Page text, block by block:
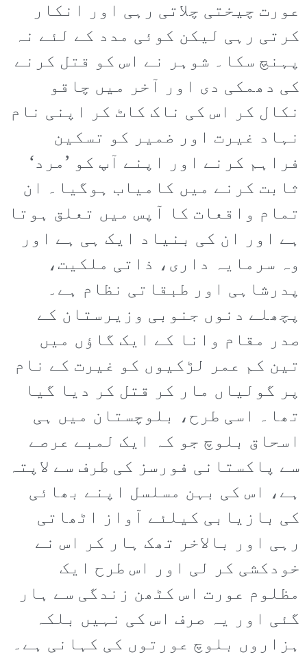
عورت چیختی چلاتی رہی اور انکار
کرتی رہی لیکن کوئی مدد کے لئے نہ
پہنچ سکا۔ شوہر نے اس کو قتل کرنے
کی دھمکی دی اور آخر میں چاقو
نکال کر اس کی ناک کاٹ کر اپنی نام
نہاد غیرت اور ضمیر کو تسکین
فراہم کرنے اور اپنے آپ کو ’مرد‘
ثابت کرنے میں کامیاب ہوگیا۔ ان
تمام واقعات کا آپس میں تعلق ہوتا
ہے اور ان کی بنیاد ایک ہی ہے اور
وہ سرمایہ داری، ذاتی ملکیت،
پدرشاہی اور طبقاتی نظام ہے۔
پچھلے دنوں جنوبی وزیرستان کے
صدر مقام وانا کے ایک گاؤں میں
تین کم عمر لڑکیوں کو غیرت کے نام
پر گولیاں مار کر قتل کر دیا گیا
تھا۔ اسی طرح، بلوچستان میں ہی
اسحاق بلوچ جو کہ ایک لمبے عرصے
سے پاکستانی فورسز کی طرف سے لاپتہ
ہے، اس کی بہن مسلسل اپنے بھائی
کی بازیابی کیلئے آواز اٹھاتی
رہی اور بالاخر تھک ہار کر اس نے
خودکشی کر لی اور اس طرح ایک
مظلوم عورت اس کٹھن زندگی سے ہار
گئی اور یہ صرف اس کی نہیں بلکہ
ہزاروں بلوچ عورتوں کی کہانی ہے۔